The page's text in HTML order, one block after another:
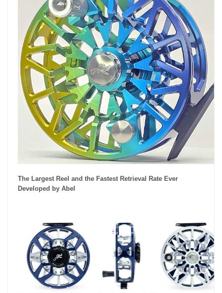
The Largest Reel and the Fastest Retrieval Rate Ever
Developed by Abel